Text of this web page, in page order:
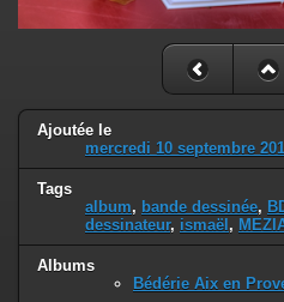
Ajoutée le
mercredi 10 septembre
Tags
album, bande dessinée,
dessinateur, ismaël ,
Albums
Bédérie Aix en